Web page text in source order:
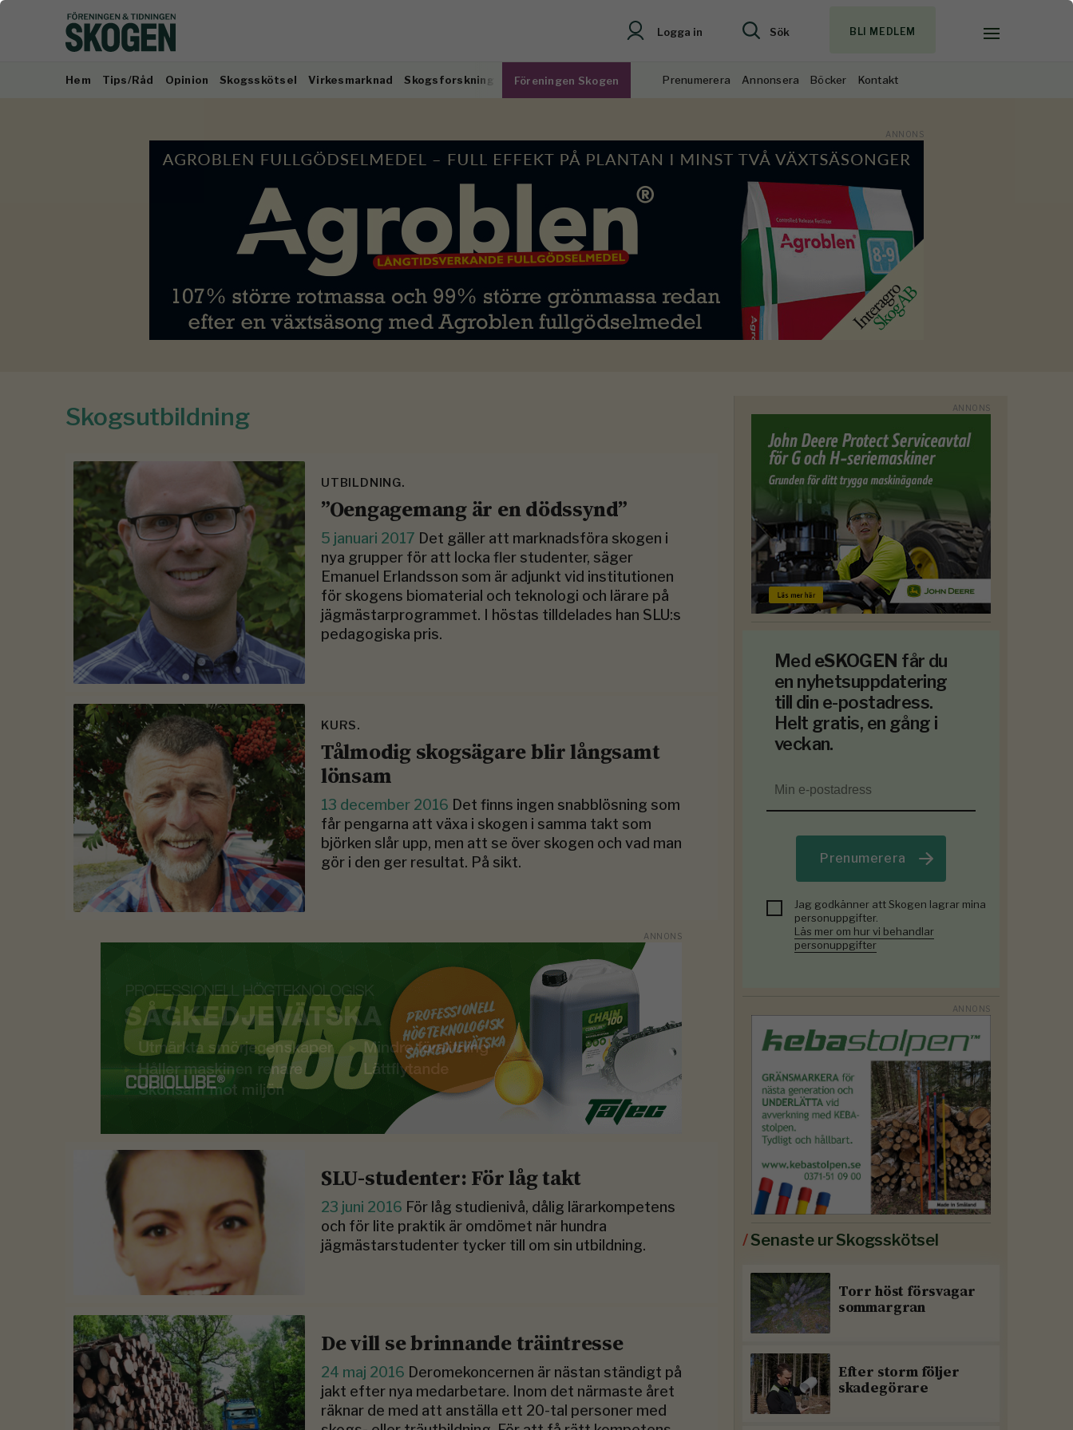
Logga in Sök BLI MEDLEM
Hem Tips/Råd Opinion Skogsskötsel Virkesmarknad Skogsforskning Föreningen Skogen Prenumerera Annonsera Böcker Kontakt
Skogsutbildning
UTBILDNING.
”Oengagemang är en dödssynd”
5 januari 2017 Det gäller att marknadsföra skogen i
nya grupper för att locka fler studenter, säger
Emanuel Erlandsson som är adjunkt vid insti­tutionen
för skogens biomaterial och teknologi och lärare på
jägmästar­programmet. I höstas tilldelades han SLU:s
pedagogiska pris.
KURS.
Tålmodig skogsägare blir långsamt
lönsam
13 december 2016 Det finns ingen snabblösning som
får pengarna att växa i skogen i samma takt som
björken slår upp, men att se över skogen och vad man
gör i den ger resultat. På sikt.
SLU-studenter: För låg takt
23 juni 2016 För låg studienivå, dålig lärarkompetens
och för lite praktik är omdömet när hundra
jägmästarstudenter tycker till om sin utbildning.
De vill se brinnande träintresse
24 maj 2016 Deromekoncernen är nästan ständigt på
jakt efter nya medarbetare. Inom det närmaste året
räknar de med att anställa ett 20-tal personer med
Med eSKOGEN får du
en nyhetsuppdatering
till din e-postadress.
Helt gratis, en gång i
veckan.
Prenumerera
Jag godkänner att Skogen lagrar mina
personuppgifter.
Läs mer om hur vi behandlar
personuppgifter
/Senaste ur Skogsskötsel
Torr höst försvagar
sommargran
Efter storm följer
skadegörare